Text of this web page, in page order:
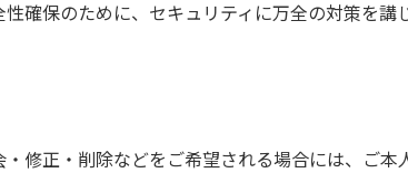
確保のために、セキュリティに万全の対策を講
修正・削除などをご希望される場合には、ご本